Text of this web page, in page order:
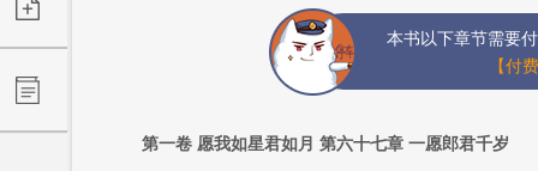
本书以下章节需要
【付
第一卷 愿我如星君如月 第六十七章 一愿郎君千岁